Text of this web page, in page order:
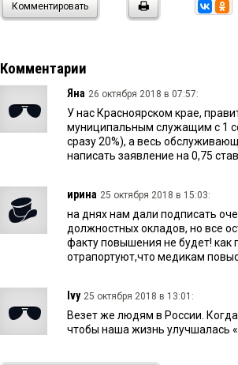
Комментировать
Комментарии
Яна 26 октября 2018 в 07:57:
У нас Красноярском крае,
муниципальным служащим с 1
сразу 20%), а весь
написать заявление на 0,75
ирина 25 октября 2018 в 15:03:
на днях нам дали подписать
должностных окладов, но все
факту повышения не будет! как
отрапортуют,что медикам
Ivy 25 октября 2018 в 13:01:
Везет же людям в России.
чтобы наша жизнь улучшалась